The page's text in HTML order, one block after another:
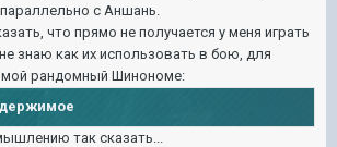
с Аншань.
что прямо не получается у меня играть
знаю как их использовать в бою, для
мой рандомный Шинономе:
так сказать...